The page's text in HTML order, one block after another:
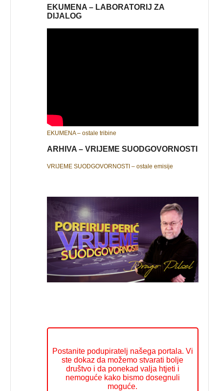
EKUMENA – LABORATORIJ ZA
DIJALOG
EKUMENA – ostale tribine
ARHIVA – VRIJEME SUODGOVORNOSTI
VRIJEME SUODGOVORNOSTI – ostale emisije
Postanite podupiratelj našega portala. Vi
ste dokaz da možemo stvarati bolje
društvo i da ponekad valja htjeti i
nemoguće kako bismo dosegnuli
moguće.